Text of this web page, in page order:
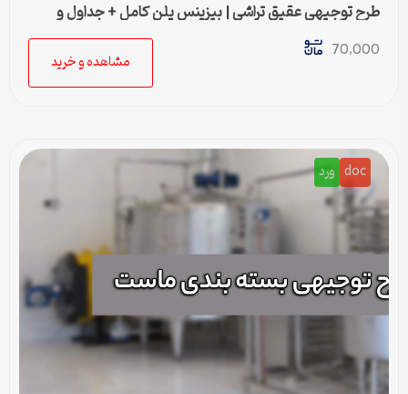
طرح توجیهی عقيق تراشی | بیزینس پلن کامل + جداول و
محاسبات مالی
70,000
مشاهده و خرید
doc ورد